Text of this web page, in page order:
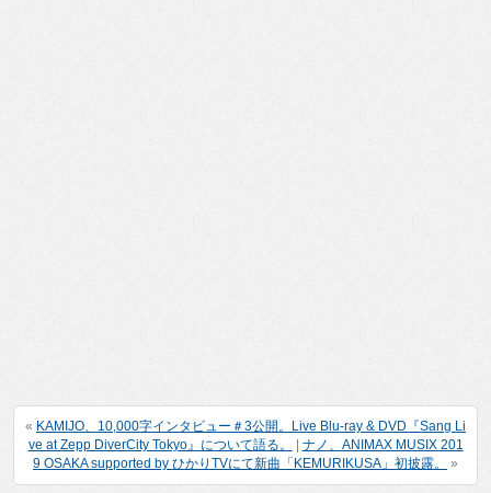
« KAMIJO、10,000字インタビュー＃3公開。Live Blu-ray & DVD『Sang Li
ve at Zepp DiverCity Tokyo』について語る。
ナノ、ANIMAX MUSIX 201
9 OSAKA supported by ひかりTVにて新曲「KEMURIKUSA」初披露。
»